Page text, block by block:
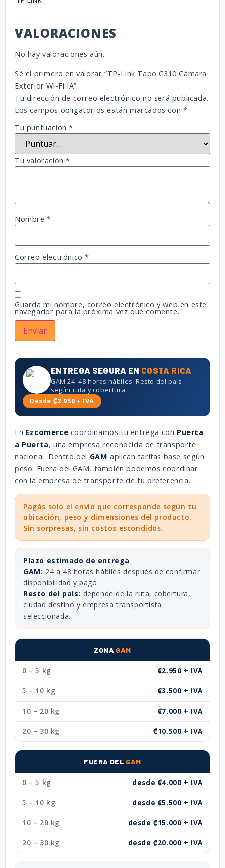
VALORACIONES
No hay valoraciones aún.
Sé el primero en valorar “TP-Link Tapo C310 Cámara
Exterior Wi-Fi IA”
Tu dirección de correo electrónico no será publicada.
Los campos obligatorios están marcados con *
Tu puntuación*
Tu valoración*
Nombre*
Correo electrónico*
Guarda mi nombre, correo electrónico y web en este
navegador para la próxima vez que comente.
ENTREGA SEGURA EN COSTA RICA
GAM 24–48 horas hábiles. Resto del país
según ruta y cobertura.
Desde ₡2.950 + IVA
En Ezcomerce coordinamos tu entrega con Puerta
a Puerta, una empresa reconocida de transporte
nacional. Dentro del GAM aplican tarifas base según
peso. Fuera del GAM, también podemos coordinar
con la empresa de transporte de tu preferencia.
Pagás solo el envío que corresponde según tu
ubicación, peso y dimensiones del producto.
Sin sorpresas, sin costos escondidos.
Plazo estimado de entrega
GAM: 24 a 48 horas hábiles después de confirmar
disponibilidad y pago.
Resto del país: depende de la ruta, cobertura,
ciudad destino y empresa transportista
seleccionada.
ZONA GAM
0 – 5 kg ₡2.950 + IVA
5 – 10 kg ₡3.500 + IVA
10 – 20 kg ₡7.000 + IVA
20 – 30 kg ₡10.500 + IVA
FUERA DEL GAM
0 – 5 kg desde ₡4.000 + IVA
5 – 10 kg desde ₡5.500 + IVA
10 – 20 kg desde ₡15.000 + IVA
20 – 30 kg desde ₡20.000 + IVA